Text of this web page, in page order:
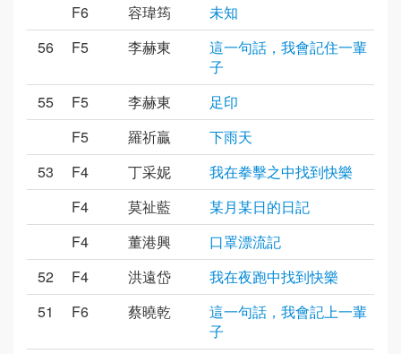
F6
容瑋筠
未知
56
F5 李赫東
這一句話，我會記住一輩
子
55
F5 李赫東
足印
F5
羅祈贏
下雨天
53
F4 丁采妮
我在拳擊之中找到快樂
F4
莫祉藍
某月某日的日記
F4
董港興
口罩漂流記
52
F4 洪遠岱
我在夜跑中找到快樂
51
F6 蔡曉乾
這一句話，我會記上一輩
子